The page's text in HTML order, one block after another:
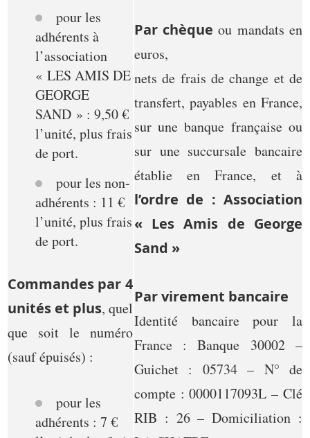
pour les
adhérents à
l’association
« LES AMIS DE
GEORGE
SAND » : 9,50 €
l’unité, plus frais
de port.
pour les non-
adhérents : 11 €
l’unité, plus frais
de port.
Commandes par 4
unités et plus, quel
que soit le numéro
(sauf épuisés) :
pour les
adhérents : 7 €
Par chèqueou mandats en
euros,
nets de frais de change et de
transfert, payables en France,
sur une banque française ou
sur une succursale bancaire
établie en France, et à
l’ordre de : Association
« Les Amis de George
Sand »
Par virement bancaire
Identité bancaire pour la
France : Banque 30002 –
Guichet : 05734 – N° de
compte : 0000117093L – Clé
RIB : 26 – Domiciliation :